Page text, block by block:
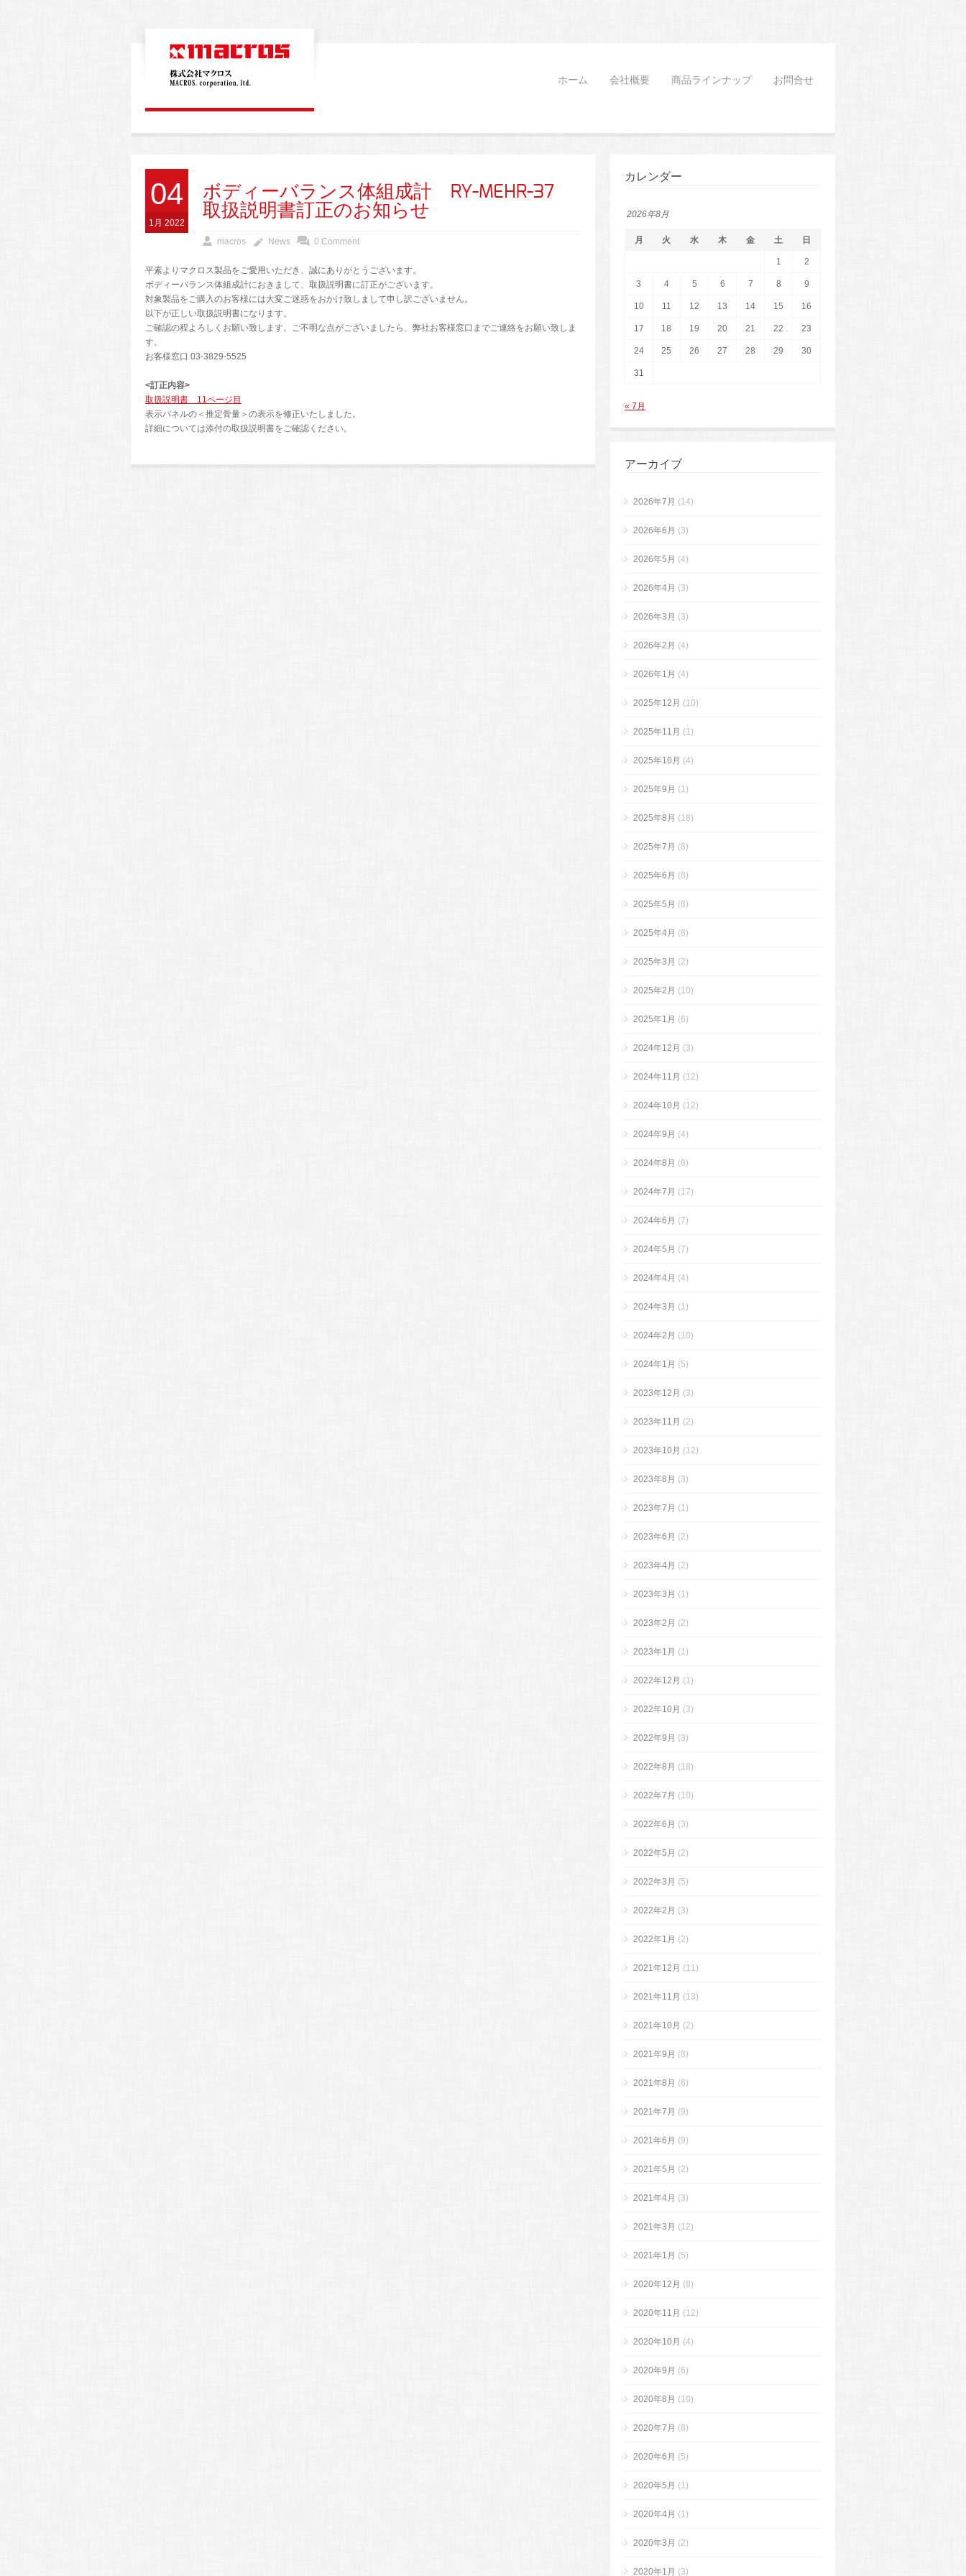
ホーム 会社概要 商品ラインナップ お問合せ
04
1月 2022
ボディーバランス体組成計 RY-MEHR-37
取扱説明書訂正のお知らせ
macros News 0 Comment
平素よりマクロス製品をご愛用いただき、誠にありがとうございます。
ボディーバランス体組成計におきまして、取扱説明書に訂正がございます。
対象製品をご購入のお客様には大変ご迷惑をおかけ致しまして申し訳ございません。
以下が正しい取扱説明書になります。
ご確認の程よろしくお願い致します。ご不明な点がございましたら、弊社お客様窓口までご連絡をお願い致しま
す。
お客様窓口 03-3829-5525
<訂正内容>
取扱説明書 11ページ目
表示パネルの＜推定骨量＞の表示を修正いたしました。
詳細については添付の取扱説明書をご確認ください。
カレンダー
2026年8月
月 火 水 木 金 土 日
1 2
3 4 5 6 7 8 9
10 11 12 13 14 15 16
17 18 19 20 21 22 23
24 25 26 27 28 29 30
31
« 7月
アーカイブ
2026年7月 (14)
2026年6月 (3)
2026年5月 (4)
2026年4月 (3)
2026年3月 (3)
2026年2月 (4)
2026年1月 (4)
2025年12月 (10)
2025年11月 (1)
2025年10月 (4)
2025年9月 (1)
2025年8月 (18)
2025年7月 (8)
2025年6月 (8)
2025年5月 (8)
2025年4月 (8)
2025年3月 (2)
2025年2月 (10)
2025年1月 (6)
2024年12月 (3)
2024年11月 (12)
2024年10月 (12)
2024年9月 (4)
2024年8月 (8)
2024年7月 (17)
2024年6月 (7)
2024年5月 (7)
2024年4月 (4)
2024年3月 (1)
2024年2月 (10)
2024年1月 (5)
2023年12月 (3)
2023年11月 (2)
2023年10月 (12)
2023年8月 (3)
2023年7月 (1)
2023年6月 (2)
2023年4月 (2)
2023年3月 (1)
2023年2月 (2)
2023年1月 (1)
2022年12月 (1)
2022年10月 (3)
2022年9月 (3)
2022年8月 (18)
2022年7月 (10)
2022年6月 (3)
2022年5月 (2)
2022年3月 (5)
2022年2月 (3)
2022年1月 (2)
2021年12月 (11)
2021年11月 (13)
2021年10月 (2)
2021年9月 (8)
2021年8月 (6)
2021年7月 (9)
2021年6月 (9)
2021年5月 (2)
2021年4月 (3)
2021年3月 (12)
2021年1月 (5)
2020年12月 (8)
2020年11月 (12)
2020年10月 (4)
2020年9月 (6)
2020年8月 (10)
2020年7月 (8)
2020年6月 (5)
2020年5月 (1)
2020年4月 (1)
2020年3月 (2)
2020年1月 (3)